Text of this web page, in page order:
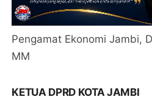
Pengamat Ekonomi Jambi,
MM
KETUA DPRD KOTA JAMBI